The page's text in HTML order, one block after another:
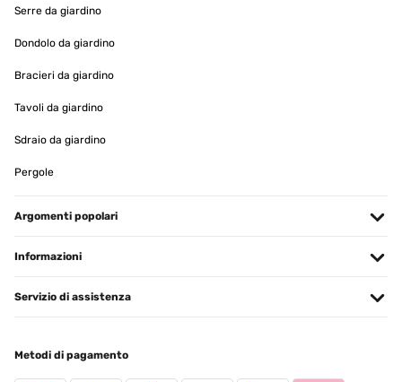
Eindruck! Gerne wieder
Amazon-Benutzer
13/04/2025
Amazon user
Serre da giardino
Dondolo da giardino
Bracieri da giardino
Tavoli da giardino
Sdraio da giardino
Pergole
Argomenti popolari
Informazioni
Servizio di assistenza
Metodi di pagamento